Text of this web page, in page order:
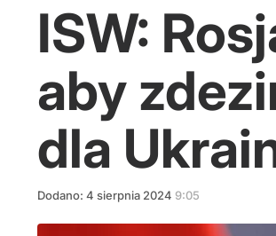
ISW:
aby
dla
Dodano: 4 sierpnia 2024 9:05